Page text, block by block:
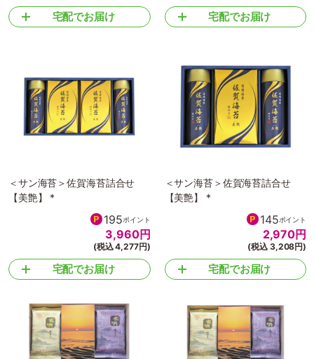
宅配でお届け 宅配でお届け
＜サン海苔＞佐賀海苔詰合せ
【美艶】 *
195ポイント
3,960円
(税込 4,277円)
宅配でお届け
＜サン海苔＞佐賀海苔詰合せ
【美艶】 *
145ポイント
2,970円
(税込 3,208円)
宅配でお届け